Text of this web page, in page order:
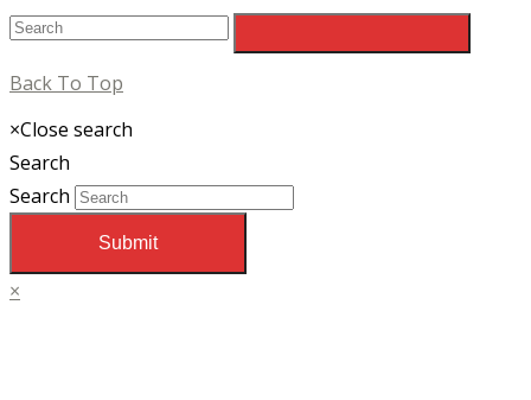
Back To Top
×Close search
Search
Search
Submit
×